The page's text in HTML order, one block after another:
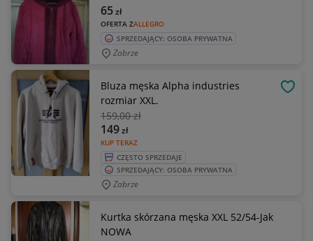
OFERTA ZALLEGRO
65zł
SPRZEDAJĄCY: OSOBA PRYWATNA
Zabrze
Bluza męska Alpha industries
rozmiar XXL.
159,00 zł
KUP TERAZ
149zł
CZĘSTO SPRZEDAJE
SPRZEDAJĄCY: OSOBA PRYWATNA
Zabrze
Kurtka skórzana męska XXL 52/54-Jak
NOWA